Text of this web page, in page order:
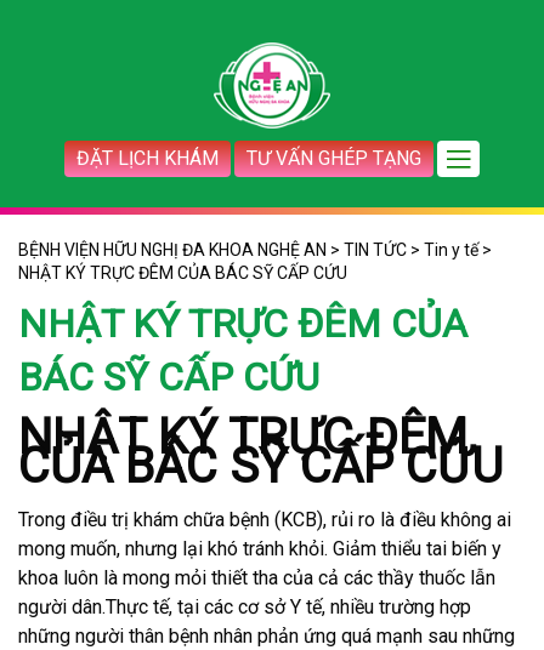
ĐẶT LỊCH KHÁM TƯ VẤN GHÉP TẠNG
BỆNH VIỆN HỮU NGHỊ ĐA KHOA NGHỆ AN > TIN TỨC > Tin y tế>
NHẬT KÝ TRỰC ĐÊM CỦA BÁC SỸ CẤP CỨU
NHẬT KÝ TRỰC ĐÊM CỦA
BÁC SỸ CẤP CỨU
NHẬT KÝ TRỰC ĐÊM
CỦA BÁC SỸ CẤP CỨU
Trong điều trị khám chữa bệnh (KCB), rủi ro là điều không ai
mong muốn, nhưng lại khó tránh khỏi. Giảm thiểu tai biến y
khoa luôn là mong mỏi thiết tha của cả các thầy thuốc lẫn
người dân.Thực tế, tại các cơ sở Y tế, nhiều trường hợp
những người thân bệnh nhân phản ứng quá mạnh sau những